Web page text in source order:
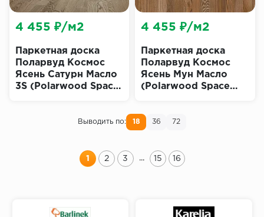
Паркетная доска
Поларвуд Космос
Ясень Сатурн Масло
3S (Polarwood Space
4 455 ₽/м2
Паркетная доска
Поларвуд Космос
Ясень Мун Масло
(Polarwood Space
4 455 ₽/м2
Выводить по: 18 36 72
1 2 3 ... 15 16